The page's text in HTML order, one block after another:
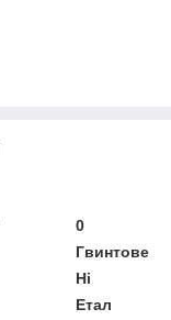
0
Гвинтове
Ні
Етал